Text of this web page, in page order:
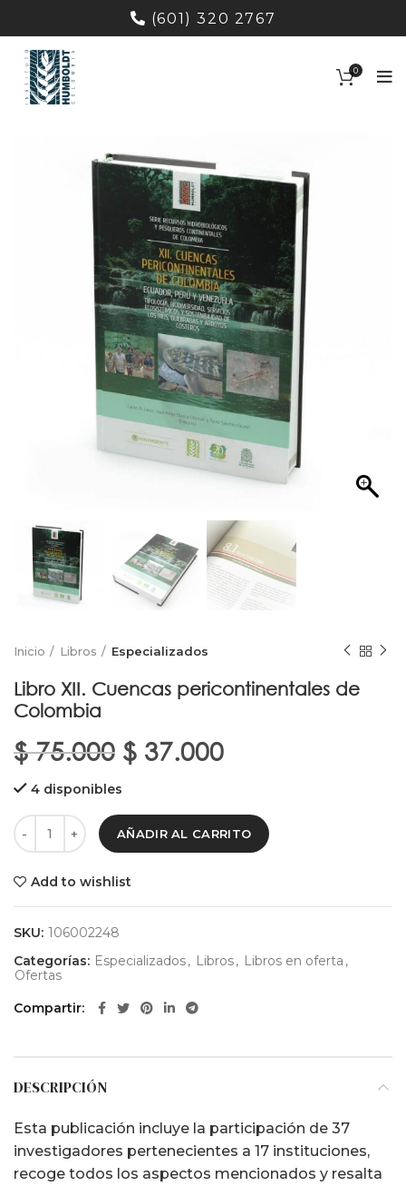
(601) 320 2767
0
Inicio Libros Especializados
Libro XII. Cuencas pericontinentales de
Colombia
$75.000 El
original
era:
$ 75.000.
$ 37.000El
actual
es:
4 disponibles
AÑADIR AL CARRITO
Add to wishlist
SKU: 106002248
Categorías: Especializados, Libros, Libros en oferta ,
Ofertas
Compartir
DESCRIPCIÓN
Esta publicación incluye la participación de 37
investigadores pertenecientes a 17 instituciones,
recoge todos los aspectos mencionados y resalta